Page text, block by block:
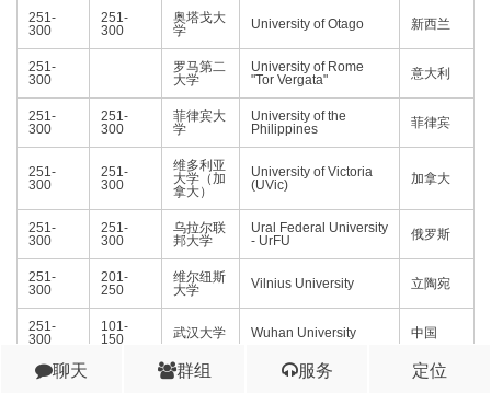
251-
300
251-
300
奥塔戈大
学
University of Otago 新西兰
251-
300
罗马第二
大学
University of Rome
"Tor Vergata"
意大利
251-
300
251-
300
菲律宾大
学
University of the
Philippines
菲律宾
251-
300
251-
300
维多利亚
大学（加
拿大）
University of Victoria
(UVic)
加拿大
251-
300
251-
300
乌拉尔联
邦大学
Ural Federal University
- UrFU
俄罗斯
251-
300
201-
250
维尔纽斯
大学
Vilnius University 立陶宛
251-
300
101-
150
武汉大学 Wuhan University 中国
301-
艾尔朗加
Airlangga University 印尼
聊天 群组 服务 定位